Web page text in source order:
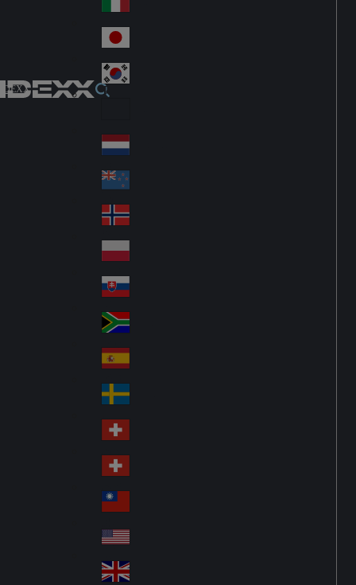
IDEXX
an
y
Ital
y
Jap
an
Ko
Lat
in
A
me
ric
a
Ne
the
rla
nd
s
Ne
w
Ze
ala
nd
No
rw
ay
Pol
an
d
Slo
va
kia
So
uth
Af
ric
a
Sp
ain
Sw
ed
en
Sw
itz
erl
an
d
Sw
itz
erl
an
d
wa
n
A